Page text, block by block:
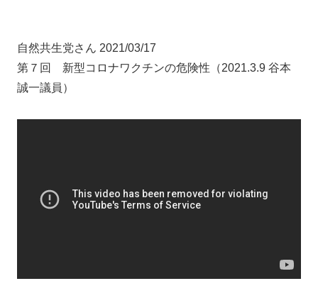
自然共生党さん 2021/03/17
第７回 新型コロナワクチンの危険性（2021.3.9 谷本
誠一議員）